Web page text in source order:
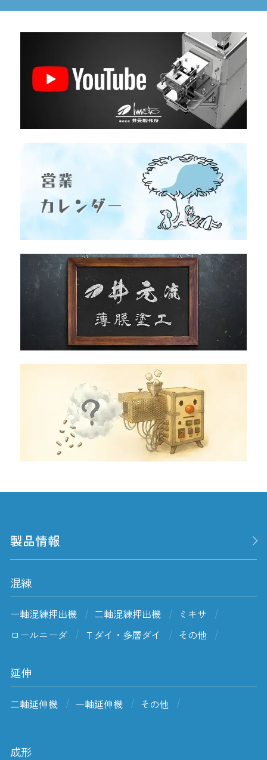
製品情報
混練
一軸混練押出機 二軸混練押出機
ミキサ
ロールニーダ
Ｔダイ・多層ダイ その他
延伸
二軸延伸機 一軸延伸機 その他
成形